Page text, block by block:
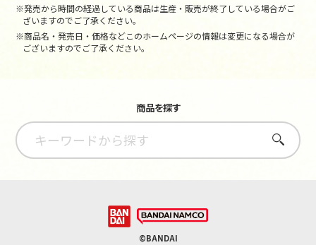
※発売から時間の経過している商品は生産・販売が終了している場合がご
ざいますのでご了承ください。
※商品名・発売日・価格などこのホームページの情報は変更になる場合が
ございますのでご了承ください。
商品を探す
さがす
©BANDAI